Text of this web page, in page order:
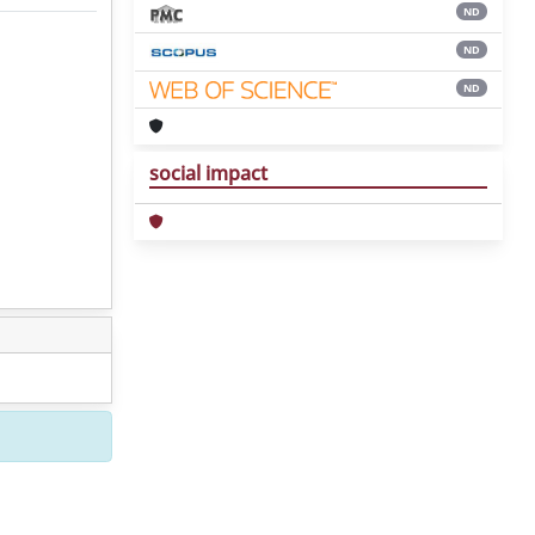
ND
ND
ND
social impact